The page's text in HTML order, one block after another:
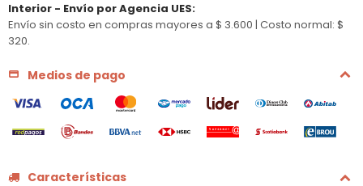
Interior - Envío por Agencia UES:
Envío sin costo en compras mayores a $ 3.600 | Costo normal: $
320.
Medios de pago
Características